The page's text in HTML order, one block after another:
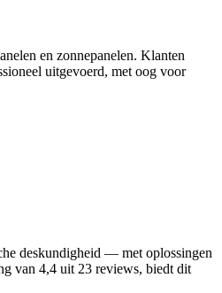
en zonnepanelen. Klanten
uitgevoerd, met oog voor
deskundigheid — met oplossingen
van 4,4 uit 23 reviews, biedt dit